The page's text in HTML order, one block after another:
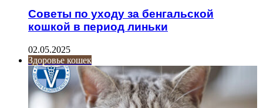
Советы по уходу за бенгальской
кошкой в период линьки
02.05.2025
Здоровье кошек